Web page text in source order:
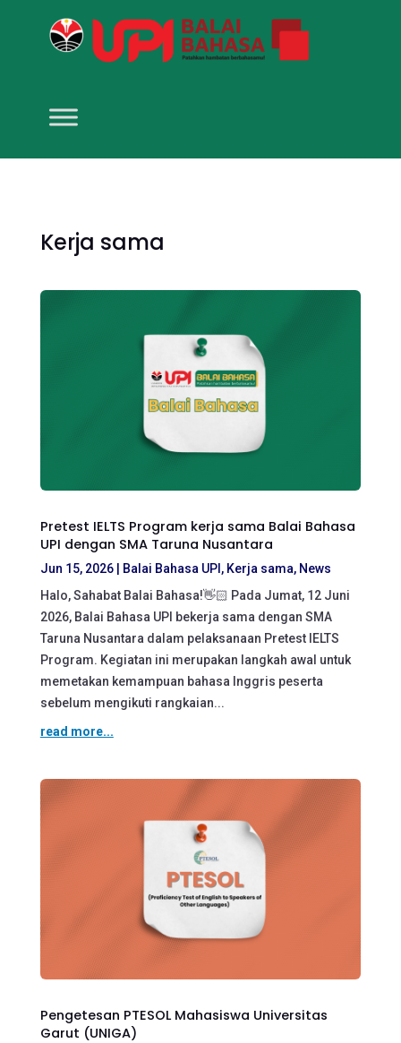
Kerja sama
Pretest IELTS Program kerja sama Balai Bahasa
UPI dengan SMA Taruna Nusantara
Jun 15, 2026| Balai Bahasa UPI , Kerja sama, News
Halo, Sahabat Balai Bahasa!👋🏻 Pada Jumat, 12 Juni
2026, Balai Bahasa UPI bekerja sama dengan SMA
Taruna Nusantara dalam pelaksanaan Pretest IELTS
Program. Kegiatan ini merupakan langkah awal untuk
memetakan kemampuan bahasa Inggris peserta
sebelum mengikuti rangkaian...
read more...
Pengetesan PTESOL Mahasiswa Universitas
Garut (UNIGA)